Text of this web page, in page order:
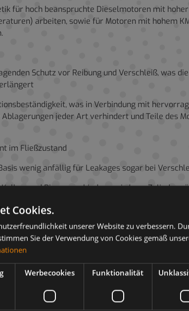
für hoch beanspruchte Dieselmotoren mit
arbeiten, sowie für Motoren mit hohem
Schutz vor Reibung und Verschleiß, was
was in Verbindung mit
jeder Art verhindert und Teile des
im Fließzustand
wenig anfällig für Leakages sogar bei
und Ringen verhindern, wird von
der Ölverlust bei Verkokung auch in
Service) als auch in gewöhnlichen Motoren
erlaubt es, die erforderliche Viskosität
eingesetzt werden.
Busse), Gelände- (Bau-, Bergbau-
Cookies.
unserer Website zu verbessern.
Sie der Verwendung von Cookies gemäß
Werbecookies Funktionalität